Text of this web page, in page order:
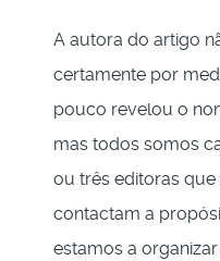
A autora do artigo
certamente por
pouco revelou o
mas todos somos
ou três editoras
contactam a
estamos a